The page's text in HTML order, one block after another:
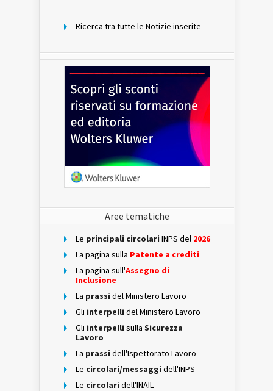
Ricerca tra tutte le Notizie inserite
Aree tematiche
Le principali circolari INPS del 2026
La pagina sulla Patente a crediti
La pagina sull'Assegno di
Inclusione
La prassi del Ministero Lavoro
Gli interpelli del Ministero Lavoro
Gli interpelli sulla Sicurezza
Lavoro
La prassi dell'Ispettorato Lavoro
Le circolari/messaggi dell'INPS
Le circolari dell'INAIL